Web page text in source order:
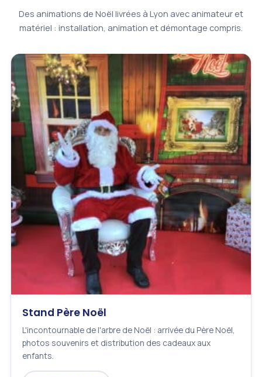
Des animations de Noël livrées à Lyon avec animateur et
matériel : installation, animation et démontage compris.
Stand Père Noël
L'incontournable de l'arbre de Noël : arrivée du Père Noël,
photos souvenirs et distribution des cadeaux aux
enfants.